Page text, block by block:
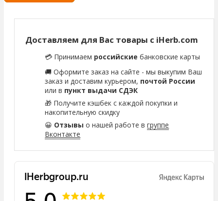
Доставляем для Вас товары с iHerb.com
💳 Принимаем российские банковские карты
🚚 Оформите заказ на сайте - мы выкупим Ваш
заказ и доставим курьером, почтой России
или в пункт выдачи СДЭК
🎁 Получите кэшбек с каждой покупки и
накопительную скидку
😀 Отзывы о нашей работе вгруппе
Вконтакте